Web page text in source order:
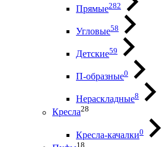
Прямые282
Угловые58
Детские59
П-образные0
Нераскладные8
Кресла28
Кресла-качалки0
18